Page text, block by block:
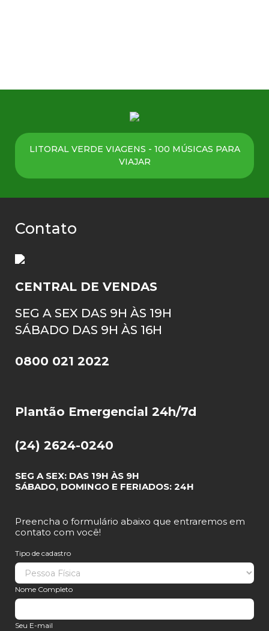
LITORAL VERDE VIAGENS - 100 MÚSICAS PARA
VIAJAR
Contato
CENTRAL DE VENDAS
SEG A SEX DAS 9H ÀS 19H
SÁBADO DAS 9H ÀS 16H
0800 021 2022
Plantão Emergencial 24h/7d
(24) 2624-0240
SEG A SEX: DAS 19H ÀS 9H
SÁBADO, DOMINGO E FERIADOS: 24H
Preencha o formulário abaixo que entraremos em
contato com você!
Tipo de cadastro
Nome Completo
Seu E-mail